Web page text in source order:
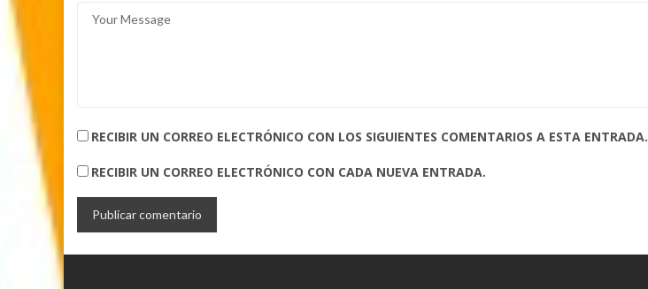
RECIBIR UN CORREO ELECTRÓNICO CON LOS SIGUIENTES COMENTARIOS A ESTA ENTRADA.
RECIBIR UN CORREO ELECTRÓNICO CON CADA NUEVA ENTRADA.